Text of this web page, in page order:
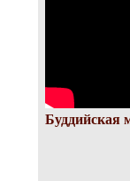
Буддийская